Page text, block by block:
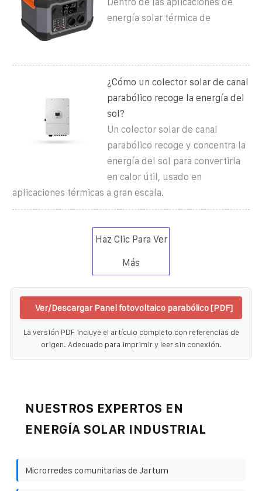
energía solar térmica de
¿Cómo un colector solar de canal
parabólico recoge la energía del
sol?
Un colector solar de canal
parabólico recoge y concentra la
energía del sol para convertirla
en calor útil, usado en
aplicaciones térmicas a gran escala.
Haz Clic Para Ver
Más
Ver/Descargar Panel fotovoltaico parabólico [PDF]
La versión PDF incluye el artículo completo con referencias de
origen. Adecuado para imprimir y leer sin conexión.
NUESTROS EXPERTOS EN
ENERGÍA SOLAR INDUSTRIAL
Microrredes comunitarias de Jartum